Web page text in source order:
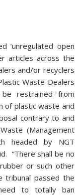
‘unregulated open
articles across the
and/or recyclers
Waste Dealers
be restrained from
of plastic waste and
contrary to and
(Management
headed by NGT
“There shall be no
or such other
tribunal passed the
to totally ban